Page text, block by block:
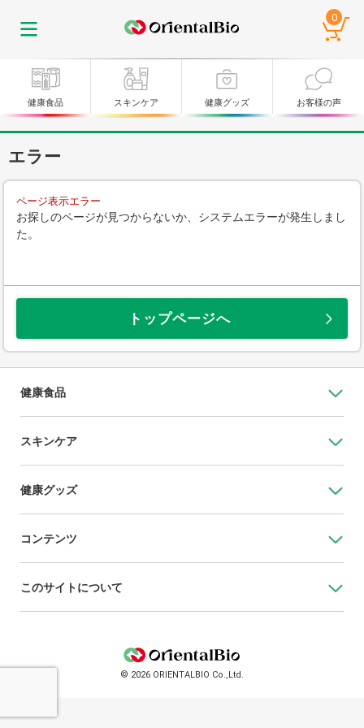
0
健康食品 スキンケア 健康グッズ お客様の声
エラー
ページ表示エラー
お探しのページが見つからないか、システムエラーが発生しまし
た。
トップページへ
健康食品
スキンケア
健康グッズ
コンテンツ
このサイトについて
© 2026 ORIENTALBIO Co.,Ltd.